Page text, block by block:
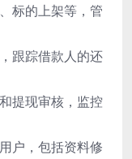
标的上架等，管
跟踪借款人的还
提现审核，监控
户，包括资料修